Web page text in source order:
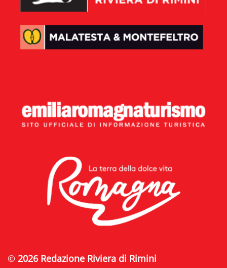
© 2026 Redazione Riviera di Rimini